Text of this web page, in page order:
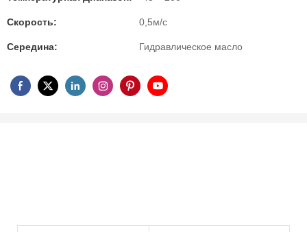
Скорость: 0,5м/с
Середина: Гидравлическое масло